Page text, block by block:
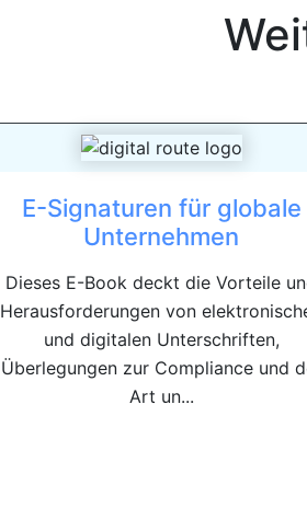
E-Signaturen für globale
Unternehmen
Dieses E-Book deckt die Vorteile
Herausforderungen von
und digitalen Unterschriften,
Überlegungen zur Compliance und
Art un...